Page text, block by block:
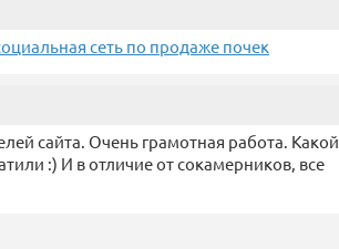
сеть по продаже почек
сайта. Очень грамотная работа. Какой
:) И в отличие от сокамерников, все